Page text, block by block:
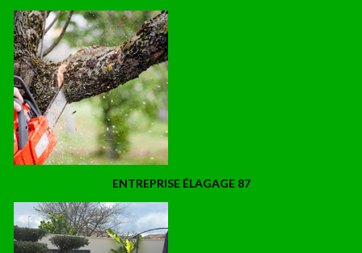
ENTREPRISE ÉLAGAGE 87